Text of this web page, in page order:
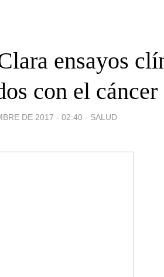
ensayos
con el cáncer
DE 2017 - 02:40 - SALUD